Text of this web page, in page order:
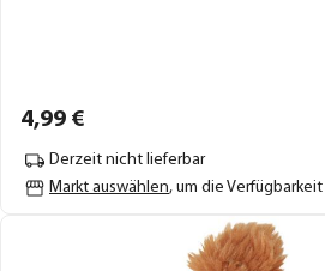
4,99 €
Derzeit nicht lieferbar
Markt auswählen, um die